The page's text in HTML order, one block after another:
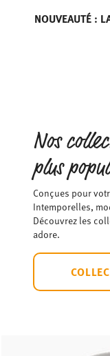
NOUVEAUTÉ :
Nos
plus
Conçues pour
Intemporelles,
Découvrez les
adore.